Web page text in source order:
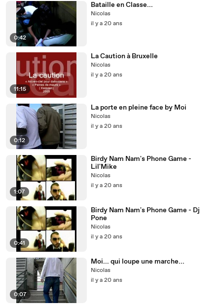
0:42
Bataille en Classe...
Nicolas
il y a 20 ans
11:15
La Caution à Bruxelle
Nicolas
il y a 20 ans
0:12
La porte en pleine face by Moi
Nicolas
il y a 20 ans
1:07
Birdy Nam Nam's Phone Game -
Lil'Mike
Nicolas
il y a 20 ans
0:41
Birdy Nam Nam's Phone Game - Dj
Pone
Nicolas
il y a 20 ans
0:07
Moi... qui loupe une marche...
Nicolas
il y a 20 ans